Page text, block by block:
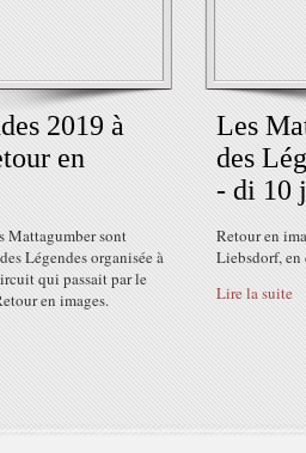
2019 à
en
Mattagumber sont
Légendes organisée à
qui passait par le
en images.
Les
des
- di 10
Retour en
Liebsdorf, en
Lire la suite